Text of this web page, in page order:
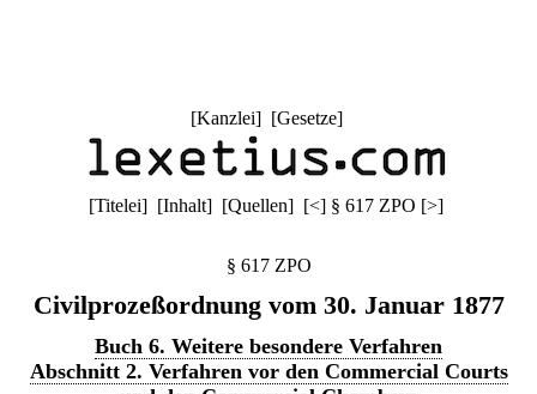
[Kanzlei] [Gesetze]
[Titelei] [Inhalt] [Quellen] [<] § 617 ZPO [>]
§ 617 ZPO
Civilprozeßordnung vom 30. Januar 1877
Buch 6. Weitere besondere Verfahren
Abschnitt 2. Verfahren vor den Commercial Courts